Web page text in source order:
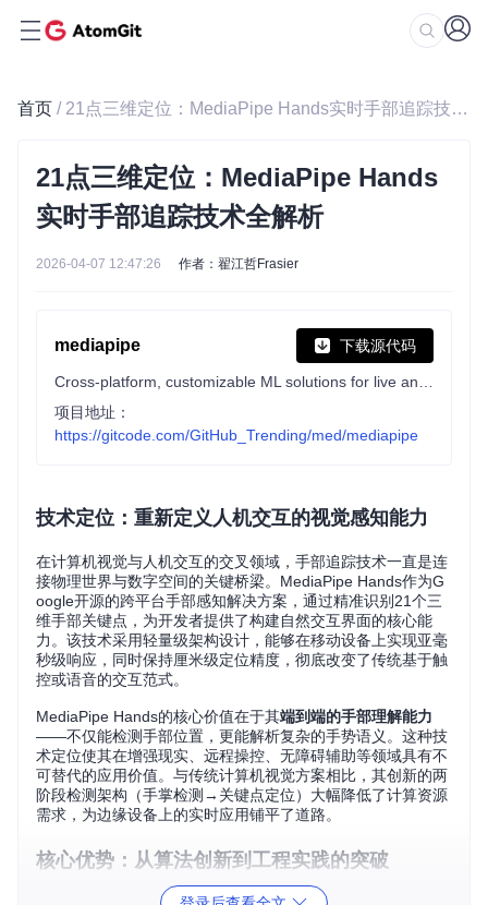
首页 / 21点三维定位：MediaPipe Hands实时手部追踪技术全解析
21点三维定位：MediaPipe Hands
实时手部追踪技术全解析
2026-04-07 12:47:26 作者：翟江哲Frasier
mediapipe 下载源代码
项目地址：
https://gitcode.com/GitHub_Trending/med/mediapipe
技术定位：重新定义人机交互的视觉感知能力
在计算机视觉与人机交互的交叉领域，手部追踪技术一直是连
接物理世界与数字空间的关键桥梁。MediaPipe Hands作为G
oogle开源的跨平台手部感知解决方案，通过精准识别21个三
维手部关键点，为开发者提供了构建自然交互界面的核心能
力。该技术采用轻量级架构设计，能够在移动设备上实现亚毫
秒级响应，同时保持厘米级定位精度，彻底改变了传统基于触
控或语音的交互范式。
MediaPipe Hands的核心价值在于其端到端的手部理解能力
——不仅能检测手部位置，更能解析复杂的手势语义。这种技
术定位使其在增强现实、远程操控、无障碍辅助等领域具有不
可替代的应用价值。与传统计算机视觉方案相比，其创新的两
阶段检测架构（手掌检测→关键点定位）大幅降低了计算资源
需求，为边缘设备上的实时应用铺平了道路。
核心优势：从算法创新到工程实践的突破